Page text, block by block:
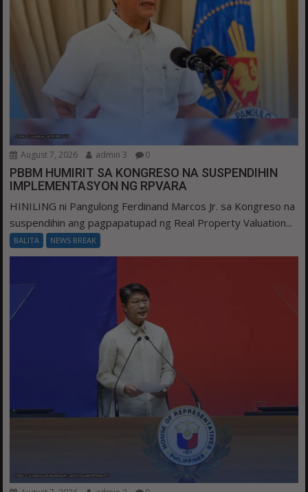
August 7, 2026 admin 3 0
PBBM HUMIRIT SA KONGRESO NA SUSPENDIHIN
IMPLEMENTASYON NG RPVARA
HINILING ni Pangulong Ferdinand Marcos Jr. sa Kongreso na
suspendihin ang pagpapatupad ng Real Property Valuation...
BALITA NEWS BREAK